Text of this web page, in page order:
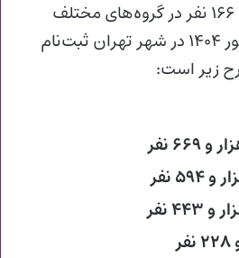
در کل، تعداد ۸۴ هزار و ۱۶۶ نفر در گروه‌های مختلف
آزمایشی نوبت دوم کنکور ۱۴۰۴ در شهر تهران ثبت‌نام
زیر است: